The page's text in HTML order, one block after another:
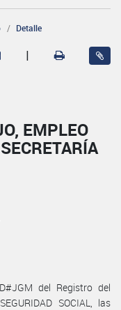
Detalle
|
EMPLEO
del Registro del
SOCIAL, las